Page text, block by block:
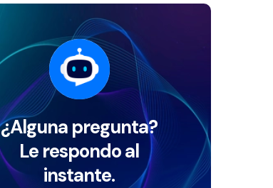
¿Alguna pregunta?
Le respondo al
instante.